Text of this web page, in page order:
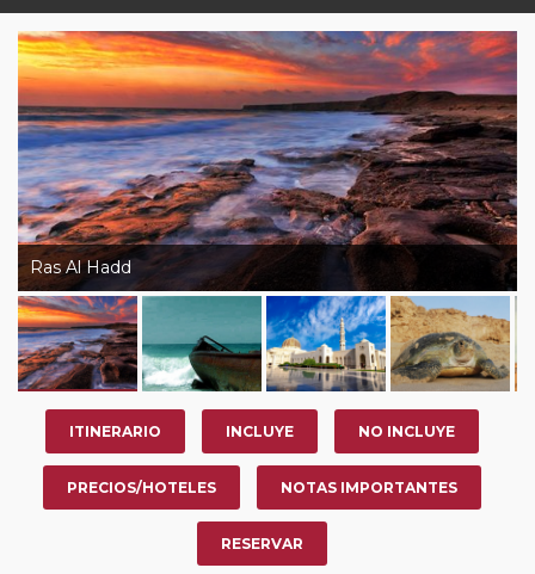
Ras Al Hadd
ITINERARIO INCLUYE NO INCLUYE
PRECIOS/HOTELES NOTAS IMPORTANTES
RESERVAR